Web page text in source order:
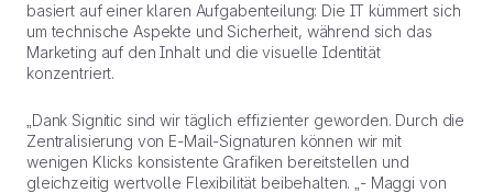
basiert auf einer klaren Aufgabenteilung: Die IT kümmert sich
um technische Aspekte und Sicherheit, während sich das
Marketing auf den Inhalt und die visuelle Identität
konzentriert.
„Dank Signitic sind wir täglich effizienter geworden. Durch die
Zentralisierung von E-Mail-Signaturen können wir mit
wenigen Klicks konsistente Grafiken bereitstellen und
gleichzeitig wertvolle Flexibilität beibehalten. „- Maggi von